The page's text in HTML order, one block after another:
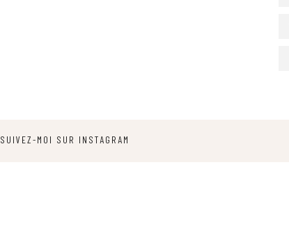
SUIVEZ-MOI SUR INSTAGRAM